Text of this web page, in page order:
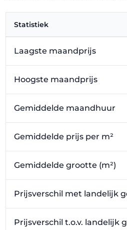
Statistiek
Laagste maandprijs
Hoogste maandprijs
Gemiddelde maandhuur
Gemiddelde prijs per m²
Gemiddelde grootte (m²)
Prijsverschil met landelijk
Prijsverschil t.o.v. landelijk